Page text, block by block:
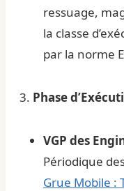
ressuage,
la classe
par la norme
3. Phase
VGP des
Périodique
Grue Mobile :